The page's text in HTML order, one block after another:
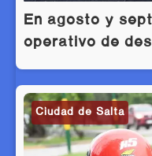
En agosto y
operativo de
Ciudad de Salta